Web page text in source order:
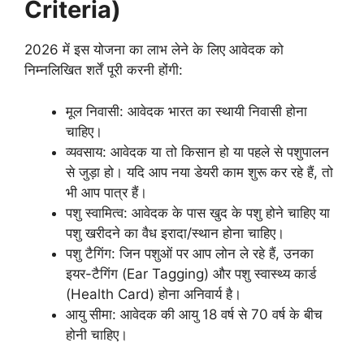
Criteria)
2026 में इस योजना का लाभ लेने के लिए आवेदक को
निम्नलिखित शर्तें पूरी करनी होंगी:
मूल निवासी: आवेदक भारत का स्थायी निवासी होना
चाहिए।
व्यवसाय: आवेदक या तो किसान हो या पहले से पशुपालन
से जुड़ा हो। यदि आप नया डेयरी काम शुरू कर रहे हैं, तो
भी आप पात्र हैं।
पशु स्वामित्व: आवेदक के पास खुद के पशु होने चाहिए या
पशु खरीदने का वैध इरादा/स्थान होना चाहिए।
पशु टैगिंग: जिन पशुओं पर आप लोन ले रहे हैं, उनका
इयर-टैगिंग (Ear Tagging) और पशु स्वास्थ्य कार्ड
(Health Card) होना अनिवार्य है।
आयु सीमा: आवेदक की आयु 18 वर्ष से 70 वर्ष के बीच
होनी चाहिए।